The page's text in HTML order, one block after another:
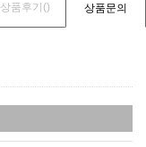
상품후기() 상품문의